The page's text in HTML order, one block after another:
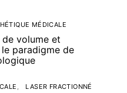
MÉDICALE
volume et
paradigme de
LASER FRACTIONNÉ